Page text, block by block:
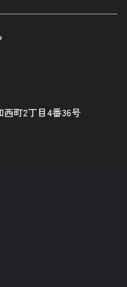
西町2丁目4番36号